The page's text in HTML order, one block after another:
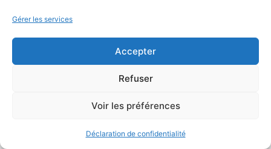
Gérer les services
Accepter
Refuser
Voir les préférences
Déclaration de confidentialité
En inter-entreprises, vous inscrivez un ou
plusieurs participants à une session déjà
programmée, aux côtés de collaborateurs
venus d’autres entreprises. Le programme, les
est établi par participant.
En intra, nous construisons le parcours pour